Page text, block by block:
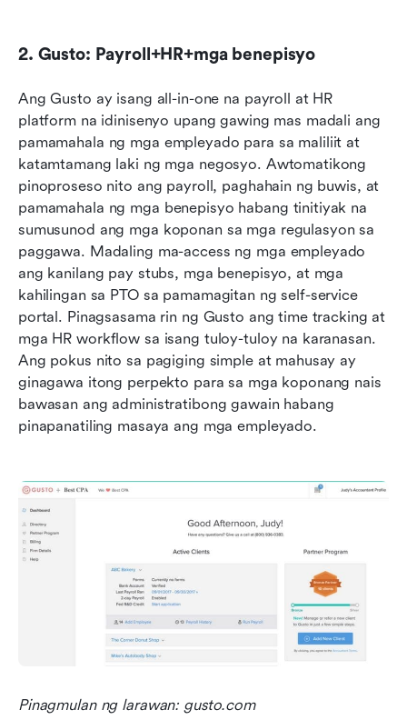
2. Gusto: Payroll+HR+mga benepisyo
Ang Gusto ay isang all-in-one na payroll at HR
platform na idinisenyo upang gawing mas madali ang
pamamahala ng mga empleyado para sa maliliit at
katamtamang laki ng mga negosyo. Awtomatikong
pinoproseso nito ang payroll, paghahain ng buwis, at
pamamahala ng mga benepisyo habang tinitiyak na
sumusunod ang mga koponan sa mga regulasyon sa
paggawa. Madaling ma-access ng mga empleyado
ang kanilang pay stubs, mga benepisyo, at mga
kahilingan sa PTO sa pamamagitan ng self-service
portal. Pinagsasama rin ng Gusto ang time tracking at
mga HR workflow sa isang tuloy-tuloy na karanasan.
Ang pokus nito sa pagiging simple at mahusay ay
ginagawa itong perpekto para sa mga koponang nais
bawasan ang administratibong gawain habang
pinapanatiling masaya ang mga empleyado.
Pinagmulan ng larawan: gusto.com